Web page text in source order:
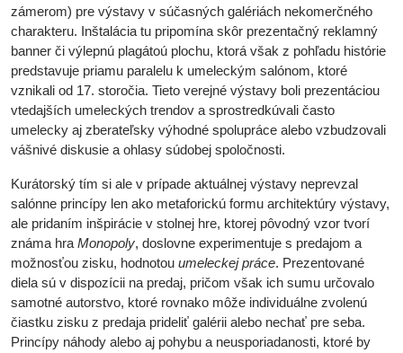
zámerom) pre výstavy v súčasných galériách nekomerčného
charakteru. Inštalácia tu pripomína skôr prezentačný reklamný
banner či výlepnú plagátoú plochu, ktorá však z pohľadu histórie
predstavuje priamu paralelu k umeleckým salónom, ktoré
vznikali od 17. storočia. Tieto verejné výstavy boli prezentáciou
vtedajších umeleckých trendov a sprostredkúvali často
umelecky aj zberateľsky výhodné spolupráce alebo vzbudzovali
vášnivé diskusie a ohlasy súdobej spoločnosti.
Kurátorský tím si ale v prípade aktuálnej výstavy neprevzal
salónne princípy len ako metaforickú formu architektúry výstavy,
ale pridaním inšpirácie v stolnej hre, ktorej pôvodný vzor tvorí
známa hra Monopoly, doslovne experimentuje s predajom a
možnosťou zisku, hodnotou umeleckej práce. Prezentované
diela sú v dispozícii na predaj, pričom však ich sumu určovalo
samotné autorstvo, ktoré rovnako môže individuálne zvolenú
čiastku zisku z predaja prideliť galérii alebo nechať pre seba.
Princípy náhody alebo aj pohybu a neusporiadanosti, ktoré by